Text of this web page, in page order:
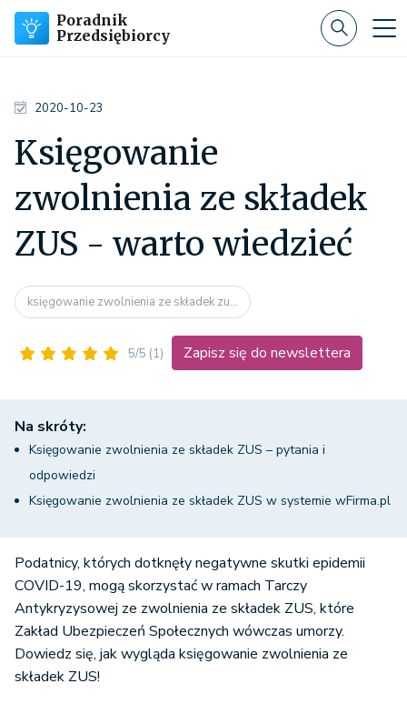
Poradnik
Przedsiębiorcy
2020-10-23
Księgowanie
zwolnienia ze składek
ZUS - warto wiedzieć
księgowanie zwolnienia ze składek zu...
5/5 (1) Zapisz się do newslettera
Na skróty:
Księgowanie zwolnienia ze składek ZUS – pytania i
odpowiedzi
Księgowanie zwolnienia ze składek ZUS w systemie wFirma.pl
Podatnicy, których dotknęły negatywne skutki epidemii
COVID-19, mogą skorzystać w ramach Tarczy
Antykryzysowej ze zwolnienia ze składek ZUS, które
Zakład Ubezpieczeń Społecznych wówczas umorzy.
Dowiedz się, jak wygląda księgowanie zwolnienia ze
składek ZUS!